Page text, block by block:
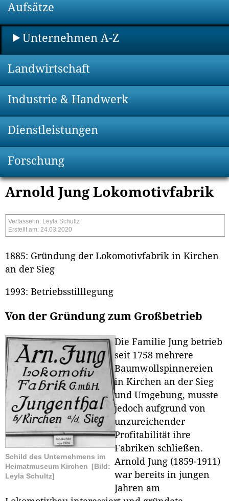
Aufsätze
Unternehmen A-Z
Landwirtschaft
Industrie & Handwerk
Dienstleistungen
Forschung
Arnold Jung Lokomotivfabrik
Verfasserin: Leyla Schultz
Erstellt am: 24.03.2020
1885: Gründung der Lokomotivfabrik in Kirchen
an der Sieg
1993: Betriebsstilllegung
Von der Gründung zum Großbetrieb
Schild des Unternehmens im
Heimatmuseum Kirchen [Bild:
Leyla Schultz]
Die Familie Jung betrieb
seit 1758 mehrere
Baumwollspinnereien
in Kirchen an der Sieg
und Umgebung, musste
jedoch aufgrund von
unzureichender
Profitabilität ihre
Fabriken schließen.
Arnold Jung (1859-1911)
war bereits in jungen
Jahren am